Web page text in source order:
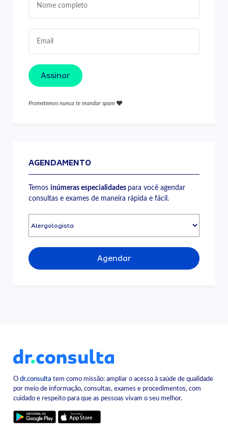
Assinar
Prometemos nunca te mandar spam
AGENDAMENTO
Temosinúmeras especialidades para você agendar
consultas e exames de maneira rápida e fácil.
Agendar
Odr.consulta tem como missão: ampliar o acesso à saúde de qualidade
por meio de informação, consultas, exames e procedimentos, com
cuidado e respeito para que as pessoas vivam o seu melhor.